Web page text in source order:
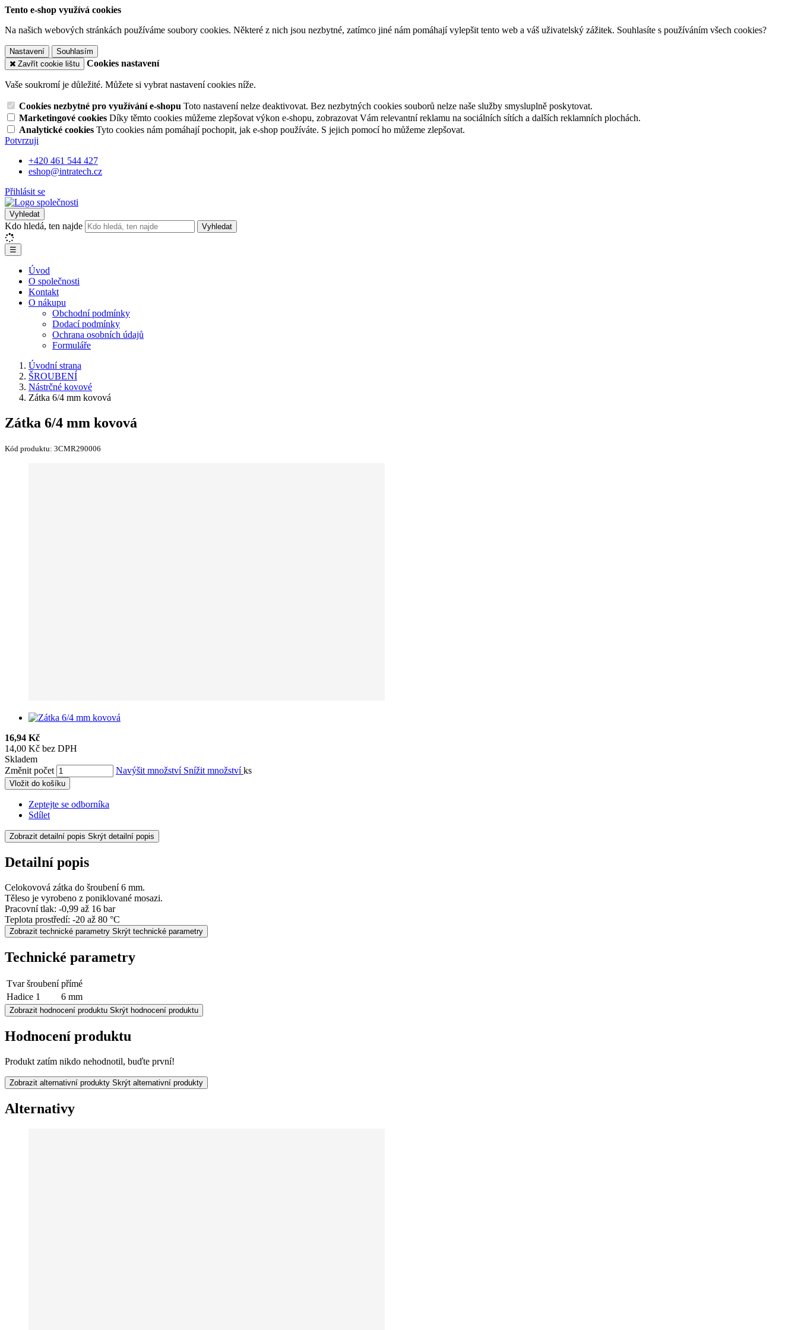
Tento e-shop využívá cookies
Na našich webových stránkách používáme soubory cookies. Některé z nich jsou nezbytné, zatímco jiné nám pomáhají vylepšit tento web a váš uživatelský zážitek. Souhlasíte s používáním všech cookies?
Nastavení
Souhlasím
Zavřít cookie lištu
Cookies nastavení
Vaše soukromí je důležité. Můžete si vybrat nastavení cookies níže.
Cookies nezbytné pro využívání e-shopu Toto nastavení nelze deaktivovat. Bez nezbytných cookies souborů nelze naše služby smysluplně poskytovat.
Marketingové cookies Díky těmto cookies můžeme zlepšovat výkon e-shopu, zobrazovat Vám relevantní reklamu na sociálních sítích a dalších reklamních plochách.
Analytické cookies Tyto cookies nám pomáhají pochopit, jak e-shop používáte. S jejich pomocí ho můžeme zlepšovat.
Potvrzuji
+420 461 544 427
eshop@intratech.cz
Přihlásit se
Vyhledat
Kdo hledá, ten najde Vyhledat
☰
Úvod
O společnosti
Kontakt
O nákupu
Obchodní podmínky
Dodací podmínky
Ochrana osobních údajů
Formuláře
Úvodní strana
ŠROUBENÍ
Nástrčné kovové
Zátka 6/4 mm kovová
Zátka 6/4 mm kovová
Kód produktu: 3CMR290006
16,94 Kč
14,00 Kč bez DPH
Skladem
Změnit počet
Navýšit množství Snížit množstvíks
Vložit do košíku
Zeptejte se odborníka
Sdílet
Zobrazit detailní popis Skrýt detailní popis
Detailní popis
Celokovová zátka do šroubení 6 mm.
Těleso je vyrobeno z poniklované mosazi.
Pracovní tlak: -0,99 až 16 bar
Teplota prostředí: -20 až 80 °C
Zobrazit technické parametry Skrýt technické parametry
Technické parametry
Tvar šroubení přímé
Hadice 1
6 mm
Zobrazit hodnocení produktu Skrýt hodnocení produktu
Hodnocení produktu
Produkt zatím nikdo nehodnotil, buďte první!
Zobrazit alternativní produkty Skrýt alternativní produkty
Alternativy